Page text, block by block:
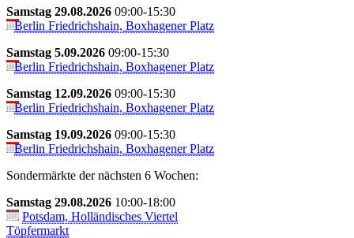
Samstag 29.08.2026 09:00-15:30
Berlin Friedrichshain, Boxhagener Platz
Samstag 5.09.2026 09:00-15:30
Berlin Friedrichshain, Boxhagener Platz
Samstag 12.09.2026 09:00-15:30
Berlin Friedrichshain, Boxhagener Platz
Samstag 19.09.2026 09:00-15:30
Berlin Friedrichshain, Boxhagener Platz
Sondermärkte der nächsten 6 Wochen:
Samstag 29.08.2026 10:00-18:00
Potsdam, Holländisches Viertel
Töpfermarkt